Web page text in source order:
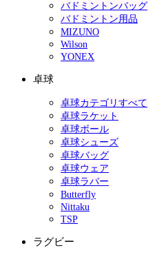
バドミントンバッグ
バドミントン用品
MIZUNO
Wilson
YONEX
卓球
卓球カテゴリすべて
卓球ラケット
卓球ボール
卓球シューズ
卓球バッグ
卓球ウェア
卓球ラバー
Butterfly
Nittaku
TSP
ラグビー